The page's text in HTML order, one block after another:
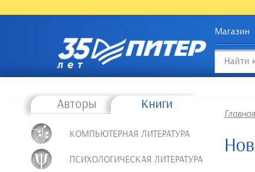
Магазин
Авторы Книги
КОМПЬЮТЕРНАЯ ЛИТЕРАТУРА
ПСИХОЛОГИЧЕСКАЯ ЛИТЕРАТУРА
Главная